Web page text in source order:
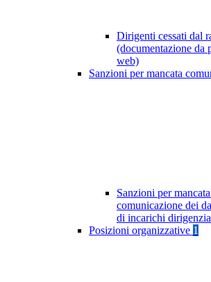
Dirigenti cessati dal
(documentazione da
web)
Sanzioni per mancata
Sanzioni per
comunicazione dei
di incarichi
Posizioni organizzative 1